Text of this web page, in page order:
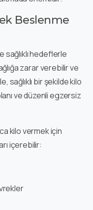
Beslenme
sağlıklı hedeflerle
zarar verebilir ve
sağlıklı bir şekilde kilo
ve düzenli egzersiz
kilo vermek için
içerebilir: